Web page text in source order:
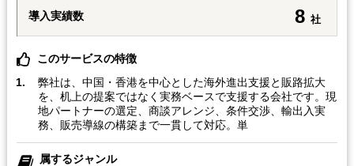
導入実績数 8 社
このサービスの特徴
弊社は、中国・香港を中心とした海外進出支援と販路拡大
を、机上の提案ではなく実務ベースで支援する会社です。現
地パートナーの選定、商談アレンジ、条件交渉、輸出入実
務、販売導線の構築まで一貫して対応。単
属するジャンル